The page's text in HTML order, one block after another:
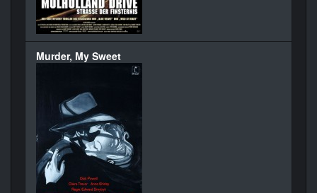
Murder, My Sweet